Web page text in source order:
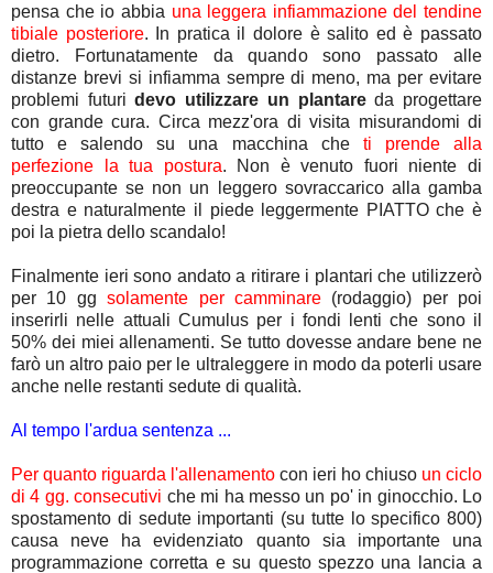
pensa che io abbia una leggera infiammazione del tendine
tibiale posteriore. In pratica il dolore è salito ed è passato
dietro. Fortunatamente da quando sono passato alle
distanze brevi si infiamma sempre di meno, ma per evitare
problemi futuridevo utilizzare un plantareda progettare
con grande cura. Circa mezz'ora di visita misurandomi di
tutto e salendo su una macchina che ti prende alla
perfezione la tua postura. Non è venuto fuori niente di
preoccupante se non un leggero sovraccarico alla gamba
destra e naturalmente il piede leggermente PIATTO che è
poi la pietra dello scandalo!
Finalmente ieri sono andato a ritirare i plantari che utilizzerò
per 10 ggsolamente per camminare(rodaggio) per poi
inserirli nelle attuali Cumulus per i fondi lenti che sono il
50% dei miei allenamenti. Se tutto dovesse andare bene ne
farò un altro paio per le ultraleggere in modo da poterli usare
anche nelle restanti sedute di qualità.
Al tempo l'ardua sentenza ...
Per quanto riguarda l'allenamento con ieri ho chiuso un ciclo
di 4 gg. consecutivi che mi ha messo un po' in ginocchio. Lo
spostamento di sedute importanti (su tutte lo specifico 800)
causa neve ha evidenziato quanto sia importante una
programmazione corretta e su questo spezzo una lancia a